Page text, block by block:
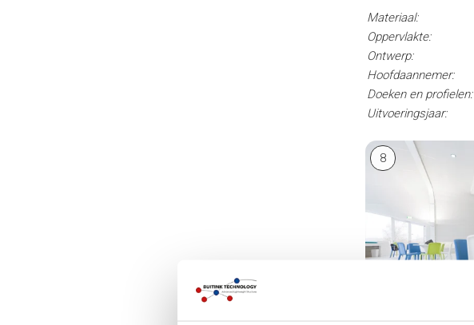
Materiaal:
Oppervlakte:
Ontwerp:
Hoofdaannemer:
Doeken en profielen:
Uitvoeringsjaar:
8